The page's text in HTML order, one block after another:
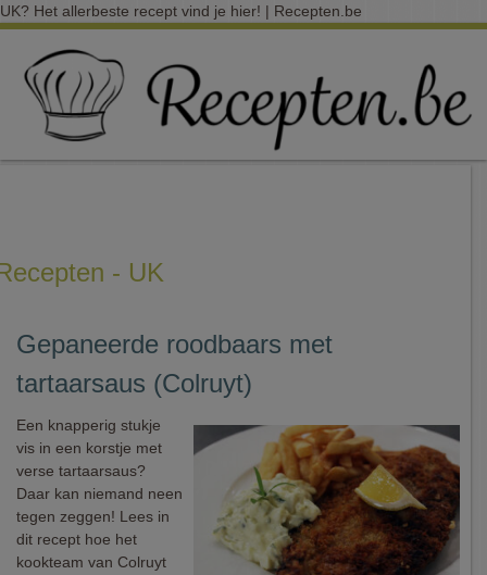
UK? Het allerbeste recept vind je hier! | Recepten.be
- UK
Gepaneerde roodbaars met
tartaarsaus (Colruyt)
Een knapperig stukje
vis in een korstje met
verse tartaarsaus?
Daar kan niemand neen
tegen zeggen! Lees in
dit recept hoe het
kookteam van Colruyt